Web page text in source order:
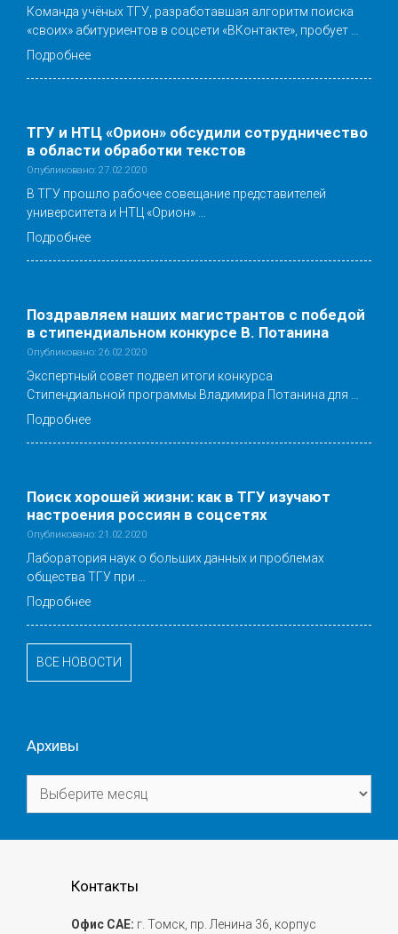
Команда учёных ТГУ, разработавшая алгоритм поиска
«своих» абитуриентов в соцсети «ВКонтакте», пробует …
Подробнее
ТГУ и НТЦ «Орион» обсудили сотрудничество
в области обработки текстов
Опубликовано: 27.02.2020
В ТГУ прошло рабочее совещание представителей
университета и НТЦ «Орион» …
Подробнее
Поздравляем наших магистрантов с победой
в стипендиальном конкурсе В. Потанина
Опубликовано: 26.02.2020
Экспертный совет подвел итоги конкурса
Стипендиальной программы Владимира Потанина для …
Подробнее
Поиск хорошей жизни: как в ТГУ изучают
настроения россиян в соцсетях
Опубликовано: 21.02.2020
Лаборатория наук о больших данных и проблемах
общества ТГУ при …
Подробнее
ВСЕ НОВОСТИ
Архивы
Контакты
Офис САЕ: г. Томск, пр. Ленина 36, корпус